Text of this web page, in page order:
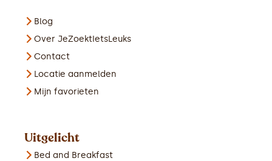
Blog
Over JeZoektIetsLeuks
Contact
Locatie aanmelden
Mijn favorieten
Uitgelicht
Bed and Breakfast